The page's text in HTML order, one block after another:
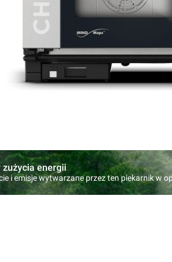
zużycia energii
i emisje wytwarzane przez ten piekarnik w